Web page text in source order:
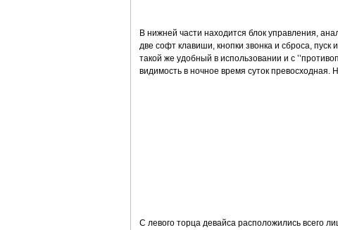
В нижней части находится блок управления,
две софт клавиши, кнопки звонка и сброса, пуск и
такой же удобный в использовании и с
видимость в ночное время суток
С левого торца девайса расположились всего